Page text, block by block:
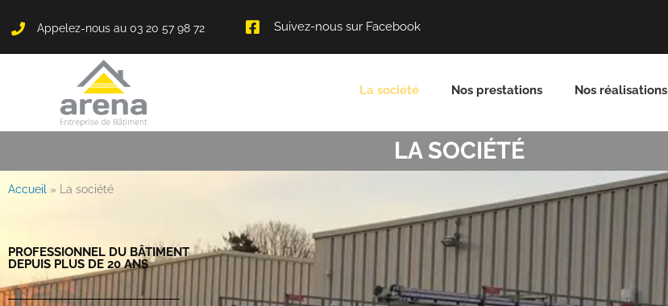
Appelez-nous au 03 20 57 98 72 Suivez-nous sur Facebook
La société Nos prestations Nos réalisations
LA SOCIÉTÉ
Accueil » La société
PROFESSIONNEL DU BÂTIMENT
DEPUIS PLUS DE 20 ANS